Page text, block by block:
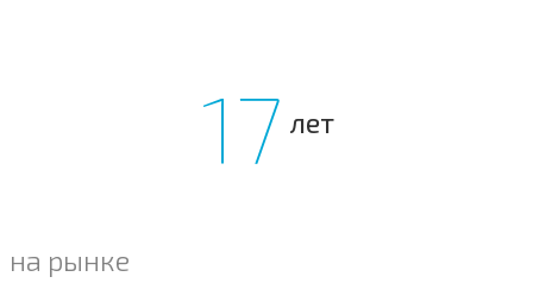
17 лет
на рынке